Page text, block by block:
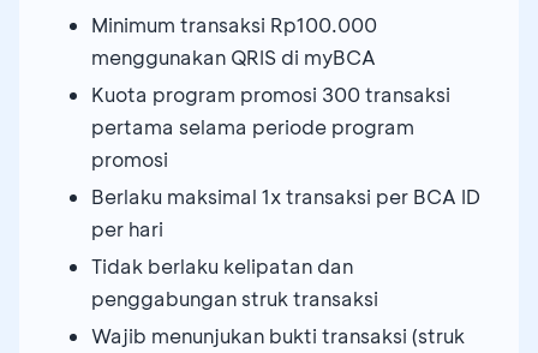
Minimum transaksi Rp100.000
menggunakan QRIS di myBCA
Kuota program promosi 300 transaksi
pertama selama periode program
promosi
Berlaku maksimal 1x transaksi per BCA ID
per hari
Tidak berlaku kelipatan dan
penggabungan struk transaksi
Wajib menunjukan bukti transaksi (struk